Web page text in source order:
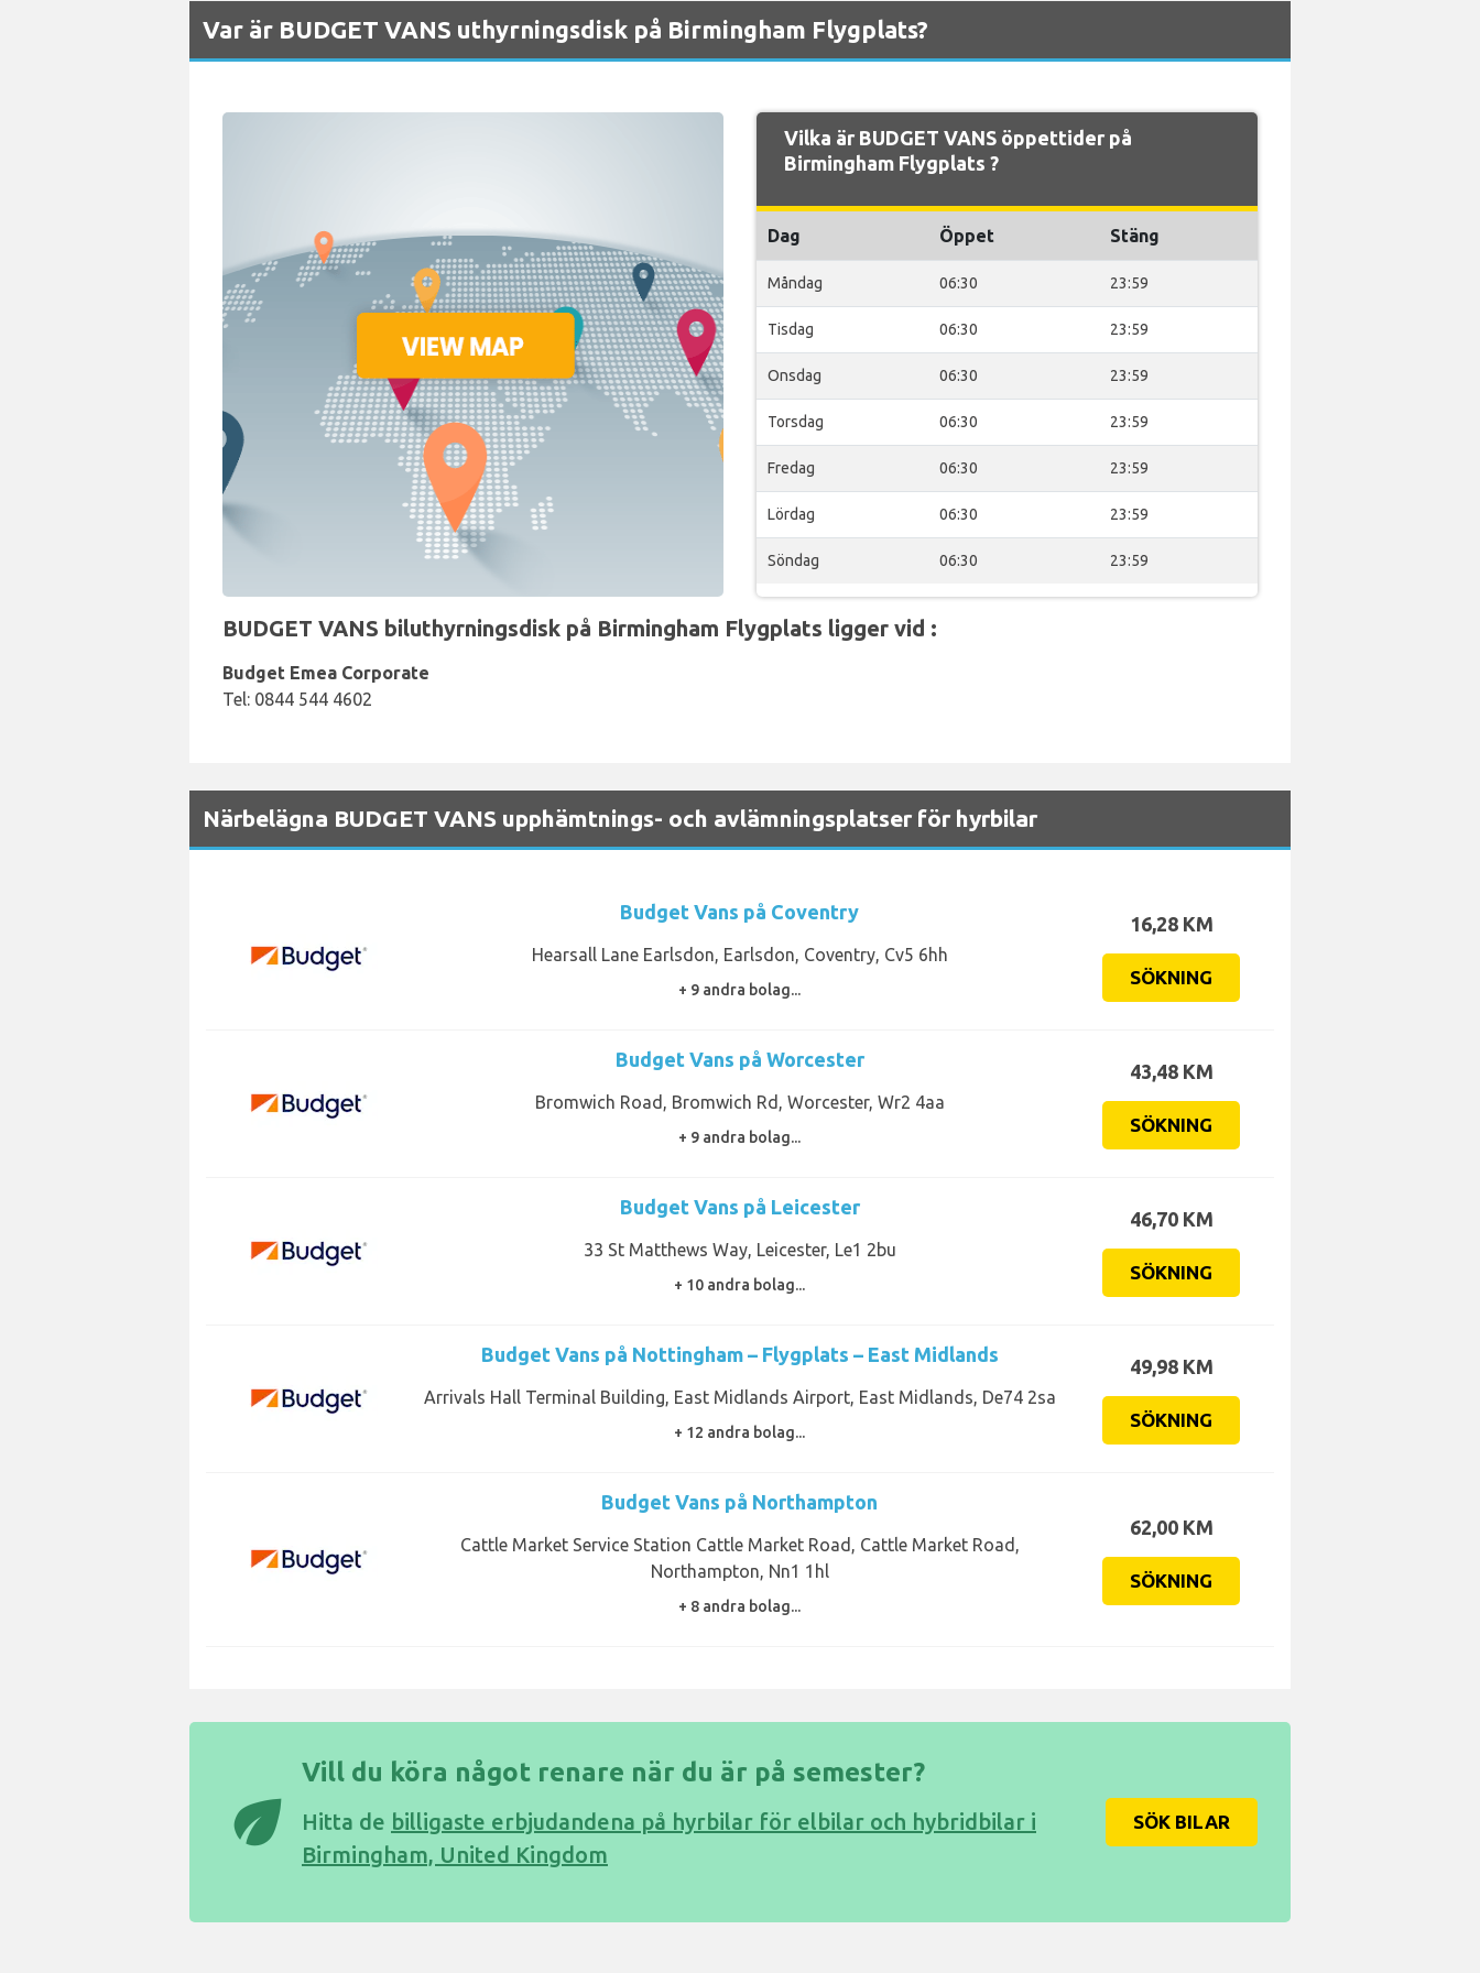
Var är BUDGET VANS uthyrningsdisk på Birmingham Flygplats?
Vilka är BUDGET VANS öppettider på
Birmingham Flygplats ?
Dag Öppet Stäng
Måndag 06:30 23:59
Tisdag 06:30 23:59
Onsdag 06:30 23:59
Torsdag 06:30 23:59
Fredag 06:30 23:59
Lördag 06:30 23:59
Söndag 06:30 23:59
BUDGET VANS biluthyrningsdisk på Birmingham Flygplats ligger vid :
Budget Emea Corporate
Tel: 0844 544 4602
Närbelägna BUDGET VANS upphämtnings- och avlämningsplatser för hyrbilar
Budget Vans på Coventry
Hearsall Lane Earlsdon, Earlsdon, Coventry, Cv5 6hh
+ 9 andra bolag...
16,28 KM
SÖKNING
Budget Vans på Worcester
Bromwich Road, Bromwich Rd, Worcester, Wr2 4aa
+ 9 andra bolag...
43,48 KM
SÖKNING
Budget Vans på Leicester
33 St Matthews Way, Leicester, Le1 2bu
+ 10 andra bolag...
46,70 KM
SÖKNING
Budget Vans på Nottingham – Flygplats – East Midlands
Arrivals Hall Terminal Building, East Midlands Airport, East Midlands, De74 2sa
+ 12 andra bolag...
49,98 KM
SÖKNING
Budget Vans på Northampton
Cattle Market Service Station Cattle Market Road, Cattle Market Road,
Northampton, Nn1 1hl
+ 8 andra bolag...
62,00 KM
SÖKNING
eco
Vill du köra något renare när du är på semester?
Hitta de billigaste erbjudandena på hyrbilar för elbilar och hybridbilar i
Birmingham, United Kingdom
SÖK BILAR